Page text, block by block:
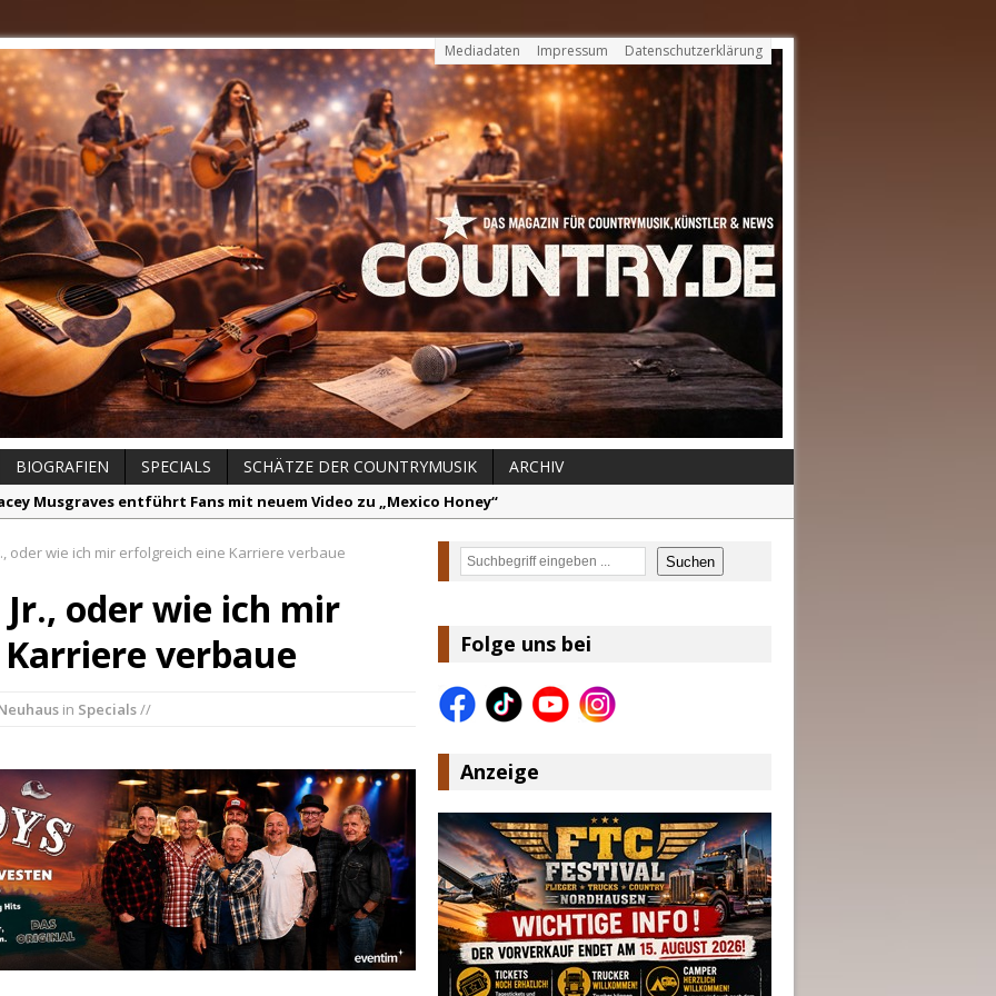
Mediadaten Impressum Datenschutzerklärung
BIOGRAFIEN SPECIALS SCHÄTZE DER COUNTRYMUSIK
ARCHIV
Musgraves entführt Fans mit neuem Video zu „Mexico Honey“
Volt – „Sound Signal Serenades“ erscheint am 28. August
Music Hot News – 2. August 2026: Dolly Parton, Bill Anderson und Shaboozey im Fokus
Johnson & The Hollywood Hillbillies kündigen neues Album mit „Better Days Ahead“ an
für Euer Vertrauen: Country.de erreicht täglich rund 10.000 Leser
oder wie ich mir erfolgreich eine Karriere verbaue
oder wie ich mir
verbaue
in Specials//
Suchen Suchen
Folge uns bei
Anzeige